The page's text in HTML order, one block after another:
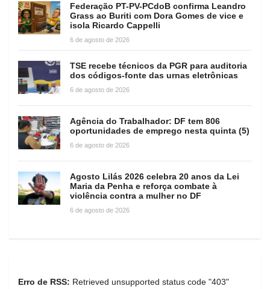
Federação PT-PV-PCdoB confirma Leandro
Grass ao Buriti com Dora Gomes de vice e
isola Ricardo Cappelli
6 de agosto de 2026
TSE recebe técnicos da PGR para auditoria
dos códigos-fonte das urnas eletrônicas
6 de agosto de 2026
Agência do Trabalhador: DF tem 806
oportunidades de emprego nesta quinta (5)
6 de agosto de 2026
Agosto Lilás 2026 celebra 20 anos da Lei
Maria da Penha e reforça combate à
violência contra a mulher no DF
6 de agosto de 2026
Erro de RSS: Retrieved unsupported status code "403"